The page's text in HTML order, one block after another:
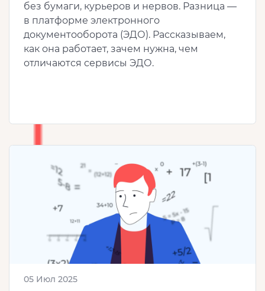
без бумаги, курьеров и нервов. Разница —
в платформе электронного
документооборота (ЭДО). Рассказываем,
как она работает, зачем нужна, чем
отличаются сервисы ЭДО.
05 Июл 2025